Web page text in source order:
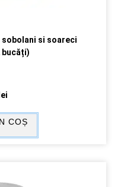
sobolani si soareci
bucăți)
lei
COȘ